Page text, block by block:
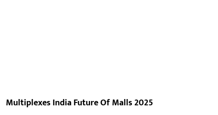
Multiplexes India Future Of Malls 2025